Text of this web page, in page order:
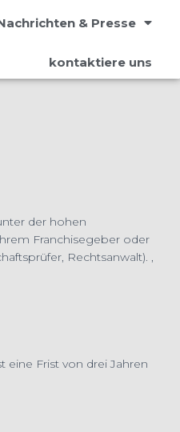
& Presse
kontaktiere uns
der hohen
Franchisegeber oder
Rechtsanwalt). ,
eine Frist von drei Jahren